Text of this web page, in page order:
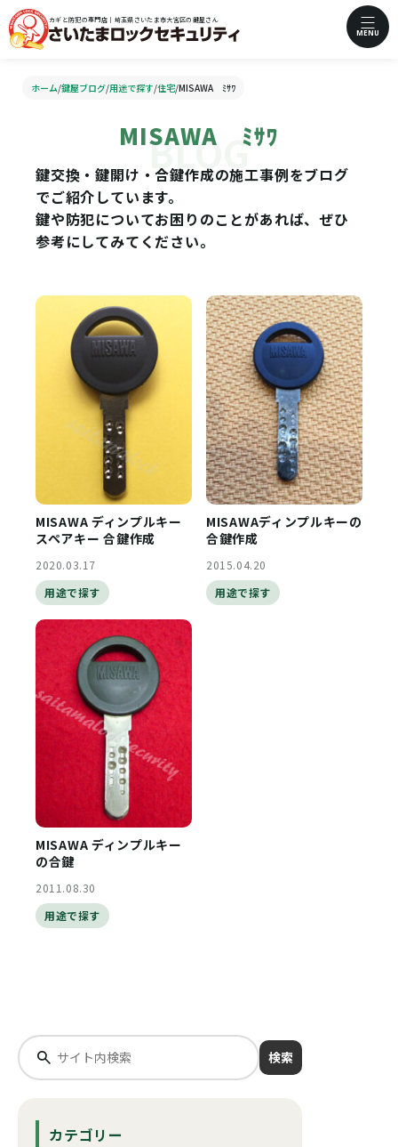
カギと防犯の専門店｜埼玉県さいたま市大宮区の鍵屋さん
MENU
ホーム/鍵屋ブログ/用途で探す/住宅/MISAWA ﾐｻﾜ
MISAWA ﾐｻﾜ
鍵交換・鍵開け・合鍵作成の施工事例をブログ
でご紹介しています。
鍵や防犯についてお困りのことがあれば、ぜひ
参考にしてみてください。
MISAWA ディンプルキー
スペアキー 合鍵作成
2020.03.17
用途で探す
MISAWAディンプルキーの
合鍵作成
2015.04.20
用途で探す
MISAWA ディンプルキー
の合鍵
2011.08.30
用途で探す
検索
カテゴリー